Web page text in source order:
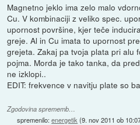
Magnetno jeklo ima zelo malo
Cu. V kombinaciji z veliko spec.
upornost površine, kjer teče
greje. Al in Cu imata to upornost
grejeta. Zakaj pa tvoja plata pri alu
pojma. Morda je tako tanka, da
ne izklopi..
EDIT: frekvence v navitju plate so
Zgodovina sprememb…
spremenilo:energetik (9. nov 2011 ob